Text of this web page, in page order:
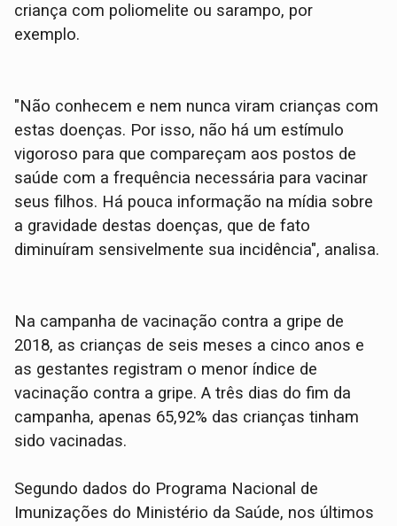
criança com poliomelite ou sarampo, por
exemplo.
"Não conhecem e nem nunca viram crianças com
estas doenças. Por isso, não há um estímulo
vigoroso para que compareçam aos postos de
saúde com a frequência necessária para vacinar
seus filhos. Há pouca informação na mídia sobre
a gravidade destas doenças, que de fato
diminuíram sensivelmente sua incidência", analisa.
Na campanha de vacinação contra a gripe de
2018, as crianças de seis meses a cinco anos e
as gestantes registram o menor índice de
vacinação contra a gripe. A três dias do fim da
campanha, apenas 65,92% das crianças tinham
sido vacinadas.
Segundo dados do Programa Nacional de
Imunizações do Ministério da Saúde, nos últimos